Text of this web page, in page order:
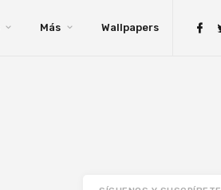
Más Wallpapers